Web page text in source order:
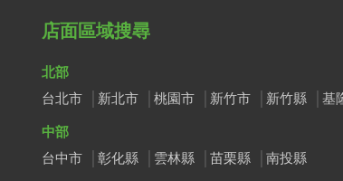
店面區域搜尋
北部
台北市
新北市 桃園市 新竹市 新竹縣
基
中部
台中市
彰化縣 雲林縣 苗栗縣
南投縣